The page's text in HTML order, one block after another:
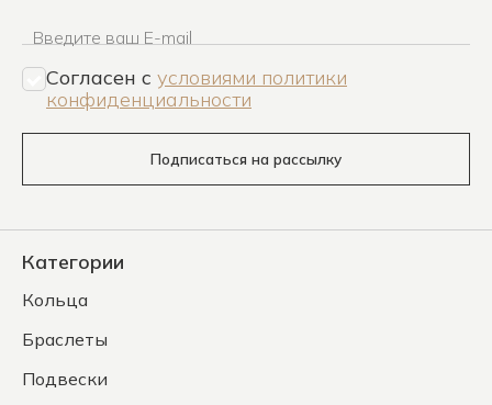
Введите ваш E-mail
Согласен c условиями политики
конфиденциальности
Подписаться на рассылку
Категории
Кольца
Браслеты
Подвески